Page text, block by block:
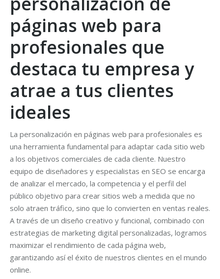
páginas web para
profesionales que
destaca tu empresa y
atrae a tus clientes
ideales
La personalización en páginas web para profesionales es
una herramienta fundamental para adaptar cada sitio web
a los objetivos comerciales de cada cliente. Nuestro
equipo de diseñadores y especialistas en SEO se encarga
de analizar el mercado, la competencia y el perfil del
público objetivo para crear sitios web a medida que no
solo atraen tráfico, sino que lo convierten en ventas reales.
A través de un diseño creativo y funcional, combinado con
estrategias de marketing digital personalizadas, logramos
maximizar el rendimiento de cada página web,
garantizando así el éxito de nuestros clientes en el mundo
online.